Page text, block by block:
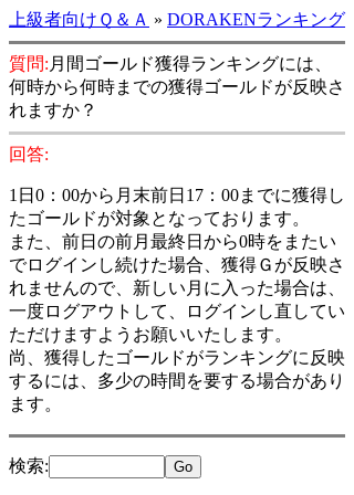
上級者向けＱ＆Ａ » DORAKENランキング
質問: 月間ゴールド獲得ランキングには、
何時から何時までの獲得ゴールドが反映さ
れますか？
回答:
1日0：00から月末前日17：00までに獲得し
たゴールドが対象となっております。
また、前日の前月最終日から0時をまたい
でログインし続けた場合、獲得Ｇが反映さ
れませんので、新しい月に入った場合は、
一度ログアウトして、ログインし直してい
ただけますようお願いいたします。
尚、獲得したゴールドがランキングに反映
するには、多少の時間を要する場合があり
ます。
検索: